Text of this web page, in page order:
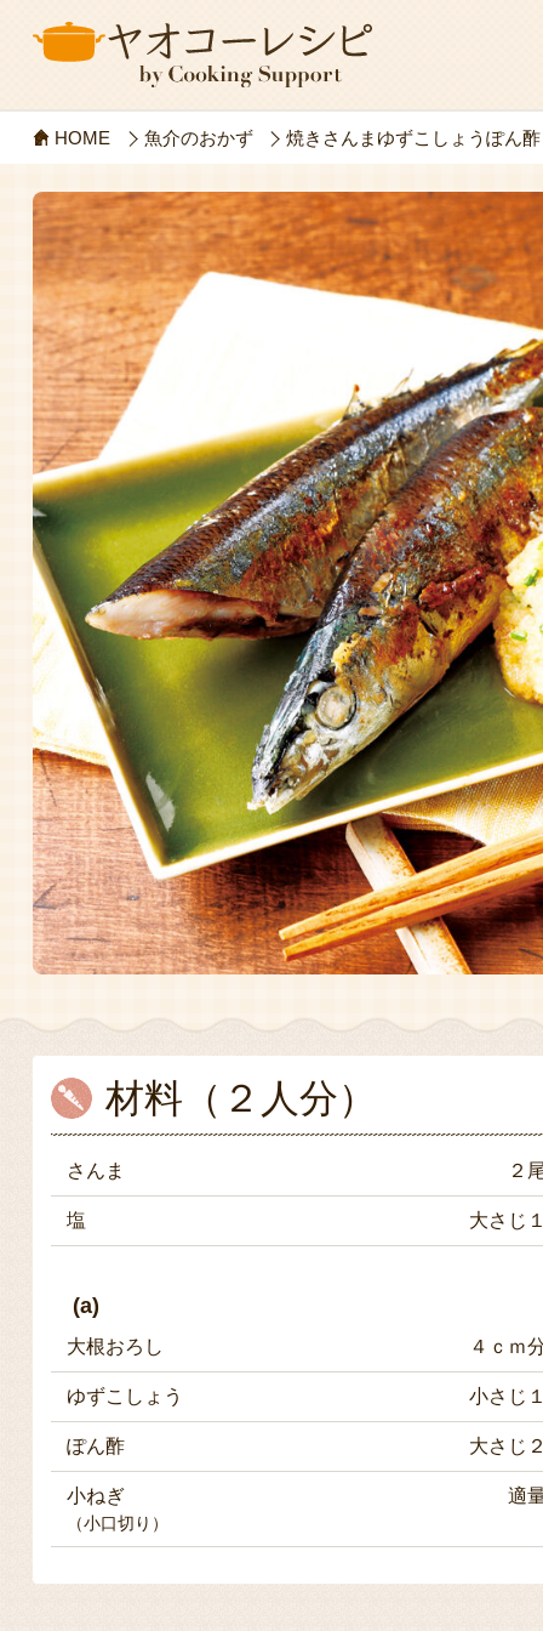
HOME 魚介のおかず 焼きさんまゆずこしょうぽん酢
材料（２人分）
さんま ２
塩 大さじ
(a)
大根おろし ４ｃｍ
ゆずこしょう 小さじ
ぽん酢 大さじ
小ねぎ 適
（小口切り）